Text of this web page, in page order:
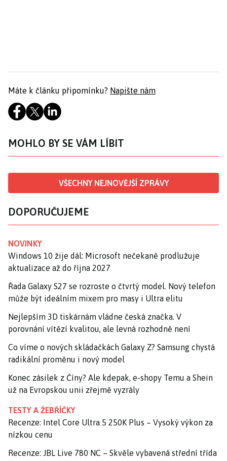
Máte k článku připomínku? Napište nám
MOHLO BY SE VÁM LÍBIT
VŠECHNY NEJNOVĚJŠÍ ZPRÁVY
DOPORUČUJEME
NOVINKY
Windows 10 žije dál: Microsoft nečekaně prodlužuje
aktualizace až do října 2027
Řada Galaxy S27 se rozroste o čtvrtý model. Nový telefon
může být ideálním mixem pro masy i Ultra elitu
Nejlepším 3D tiskárnám vládne česká značka. V
porovnání vítězí kvalitou, ale levná rozhodně není
Co víme o nových skládačkách Galaxy Z? Samsung chystá
radikální proměnu i nový model
Konec zásilek z Číny? Ale kdepak, e-shopy Temu a Shein
už na Evropskou unii zřejmě vyzrály
TESTY A ŽEBŘÍČKY
Recenze: Intel Core Ultra 5 250K Plus – Vysoký výkon za
nízkou cenu
Recenze: JBL Live 780 NC – Skvěle vybavená střední třída